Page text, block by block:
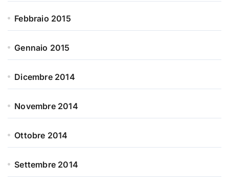
Febbraio 2015
Gennaio 2015
Dicembre 2014
Novembre 2014
Ottobre 2014
Settembre 2014